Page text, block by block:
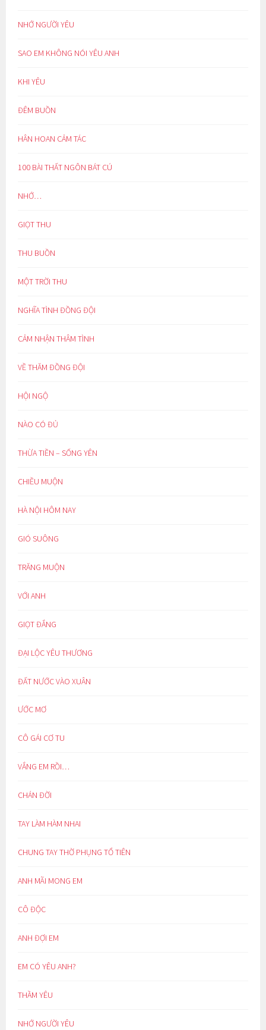
NHỚ NGƯỜI YÊU
SAO EM KHÔNG NÓI YÊU ANH
KHI YÊU
ĐÊM BUỒN
HÂN HOAN CẢM TÁC
100 BÀI THẤT NGÔN BÁT CÚ
NHỚ…
GIỌT THU
THU BUỒN
MỘT TRỜI THU
NGHĨA TÌNH ĐỒNG ĐỘI
CẢM NHẬN THÂM TÌNH
VỀ THĂM ĐỒNG ĐỘI
HỘI NGỘ
NÀO CÓ ĐỦ
THỪA TIỀN – SỐNG YÊN
CHIỀU MUỘN
HÀ NỘI HÔM NAY
GIÓ SUÔNG
TRĂNG MUỘN
VỚI ANH
GIỌT ĐẮNG
ĐẠI LỘC YÊU THƯƠNG
ĐẤT NƯỚC VÀO XUÂN
ƯỚC MƠ
CÔ GÁI CƠ TU
VẮNG EM RỒI…
CHÁN ĐỜI
TAY LÀM HÀM NHAI
CHUNG TAY THỜ PHỤNG TỔ TIÊN
ANH MÃI MONG EM
CÔ ĐỘC
ANH ĐỢI EM
EM CÓ YÊU ANH?
THẦM YÊU
NHỚ NGƯỜI YÊU